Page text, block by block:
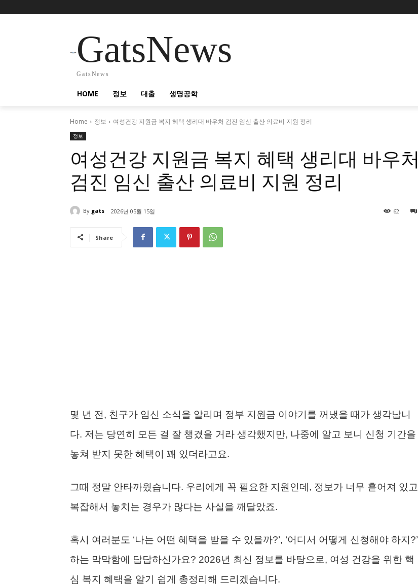
GatsNews
GatsNews
HOME 정보 대출 생명공학
Home 정보 여성건강 지원금 복지 혜택 생리대 바우처 검진 임신 출산 의료비 지원 정리
정보
여성건강 지원금 복지 혜택 생리대 바우처
검진 임신 출산 의료비 지원 정리
By gats 2026년 05월 15일 62
Share
몇 년 전, 친구가 임신 소식을 알리며 정부 지원금 이야기를 꺼냈을 때가 생각납니
다. 저는 당연히 모든 걸 잘 챙겼을 거라 생각했지만, 나중에 알고 보니 신청 기간을
놓쳐 받지 못한 혜택이 꽤 있더라고요.
그때 정말 안타까웠습니다. 우리에게 꼭 필요한 지원인데, 정보가 너무 흩어져 있고
복잡해서 놓치는 경우가 많다는 사실을 깨달았죠.
혹시 여러분도 ‘나는 어떤 혜택을 받을 수 있을까?’, ‘어디서 어떻게 신청해야 하지?’
하는 막막함에 답답하신가요? 2026년 최신 정보를 바탕으로, 여성 건강을 위한 핵
심 복지 혜택을 알기 쉽게 총정리해 드리겠습니다.